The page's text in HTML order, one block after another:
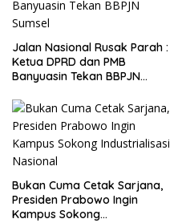
Jalan Nasional Rusak Parah :
Ketua DPRD dan PMB
Banyuasin Tekan BBPJN
Bukan Cuma Cetak Sarjana,
Presiden Prabowo Ingin
Kampus Sokong